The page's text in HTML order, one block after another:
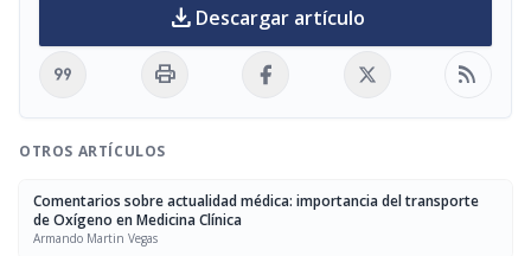
download Descargar artículo
format_quote print rss_feed
OTROS ARTÍCULOS
Comentarios sobre actualidad médica: importancia del transporte
de Oxígeno en Medicina Clínica
Armando Martin Vegas